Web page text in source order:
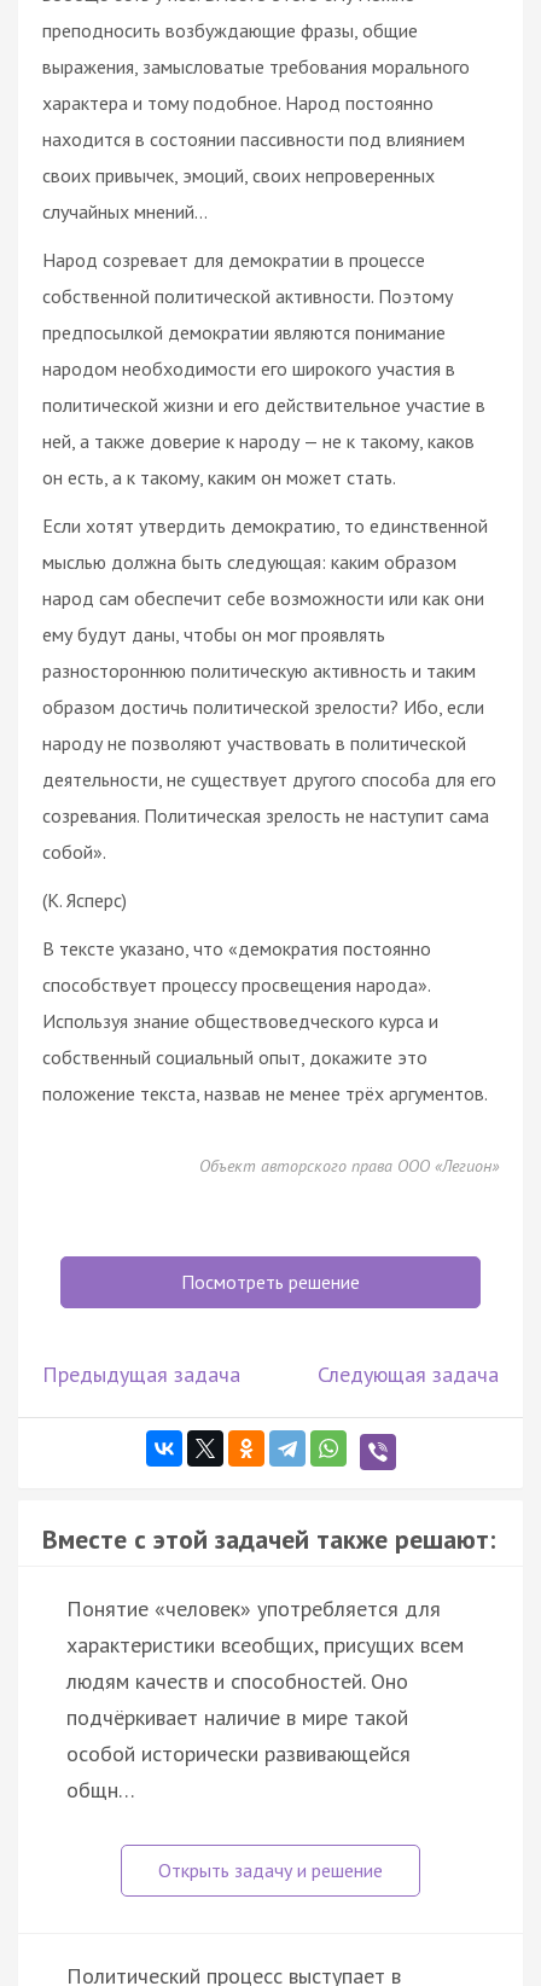
преподносить возбуждающие фразы, общие
выражения, замысловатые требования морального
характера и тому подобное. Народ постоянно
находится в состоянии пассивности под влиянием
своих привычек, эмоций, своих непроверенных
случайных мнений…
Народ созревает для демократии в процессе
собственной политической активности. Поэтому
предпосылкой демократии являются понимание
народом необходимости его широкого участия в
политической жизни и его действительное участие в
ней, а также доверие к народу — не к такому, каков
он есть, а к такому, каким он может стать.
Если хотят утвердить демократию, то единственной
мыслью должна быть следующая: каким образом
народ сам обеспечит себе возможности или как они
ему будут даны, чтобы он мог проявлять
разностороннюю политическую активность и таким
образом достичь политической зрелости? Ибо, если
народу не позволяют участвовать в политической
деятельности, не существует другого способа для его
созревания. Политическая зрелость не наступит сама
собой».
(К. Ясперс)
В тексте указано, что «демократия постоянно
способствует процессу просвещения народа».
Используя знание обществоведческого курса и
собственный социальный опыт, докажите это
положение текста, назвав не менее трёх аргументов.
Объект авторского права ООО «Легион»
Посмотреть решение
Предыдущая задача Следующая задача
Вместе с этой задачей также решают:
Понятие «человек» употребляется для
характеристики всеобщих, присущих всем
людям качеств и способностей. Оно
подчёркивает наличие в мире такой
особой исторически развивающейся
общн…
Политический процесс выступает в